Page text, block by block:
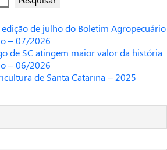
de julho do Boletim Agropecuário
– 07/2026
de SC atingem maior valor da história
– 06/2026
de Santa Catarina – 2025